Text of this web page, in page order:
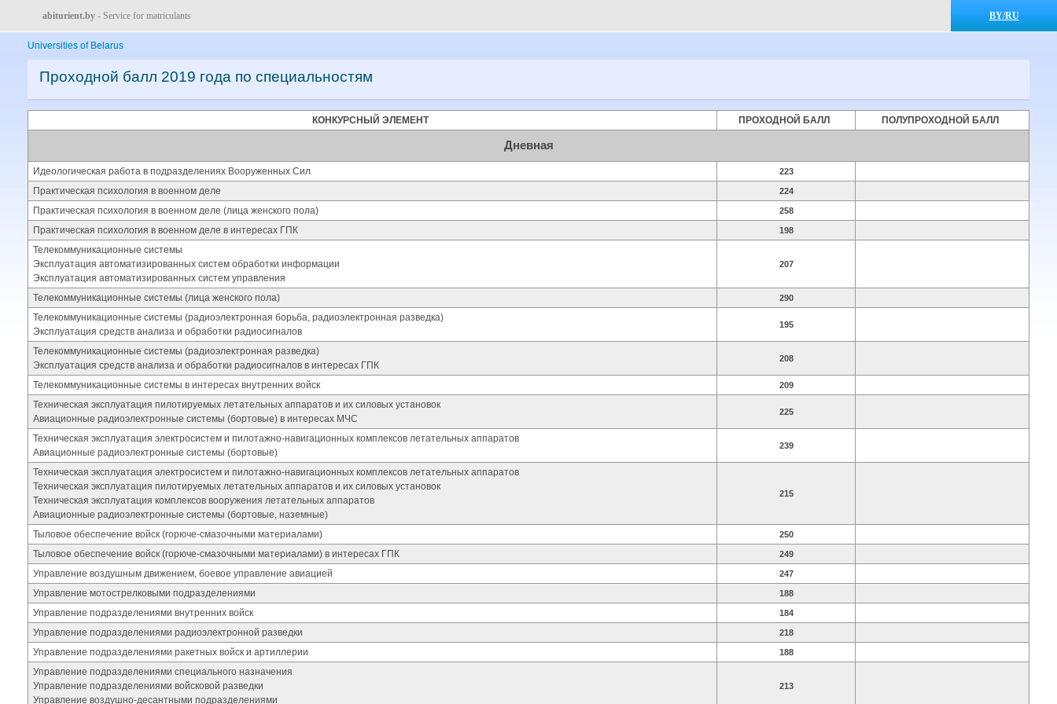
BY/RU
abiturient.by - Service for matriculants
Universities of Belarus
Проходной балл 2019 года по специальностям
КОНКУРСНЫЙ ЭЛЕМЕНТ ПРОХОДНОЙ БАЛЛ ПОЛУПРОХОДНОЙ БАЛЛ
Дневная
Идеологическая работа в подразделениях Вооруженных Сил 223
Практическая психология в военном деле 224
Практическая психология в военном деле (лица женского пола) 258
Практическая психология в военном деле в интересах ГПК 198
Телекоммуникационные системы
Эксплуатация автоматизированных систем обработки информации
Эксплуатация автоматизированных систем управления
207
Телекоммуникационные системы (лица женского пола) 290
Телекоммуникационные системы (радиоэлектронная борьба, радиоэлектронная разведка)
Эксплуатация средств анализа и обработки радиосигналов
195
Телекоммуникационные системы (радиоэлектронная разведка)
Эксплуатация средств анализа и обработки радиосигналов в интересах ГПК
208
Телекоммуникационные системы в интересах внутренних войск 209
Техническая эксплуатация пилотируемых летательных аппаратов и их силовых установок
Авиационные радиоэлектронные системы (бортовые) в интересах МЧС
225
Техническая эксплуатация электросистем и пилотажно-навигационных комплексов летательных аппаратов
Авиационные радиоэлектронные системы (бортовые)
239
Техническая эксплуатация электросистем и пилотажно-навигационных комплексов летательных аппаратов
Техническая эксплуатация пилотируемых летательных аппаратов и их силовых установок
Техническая эксплуатация комплексов вооружения летательных аппаратов
Авиационные радиоэлектронные системы (бортовые, наземные)
215
Тыловое обеспечение войск (горюче-смазочными материалами) 250
Тыловое обеспечение войск (горюче-смазочными материалами) в интересах ГПК 249
Управление воздушным движением, боевое управление авиацией 247
Управление мотострелковыми подразделениями 188
Управление подразделениями внутренних войск 184
Управление подразделениями радиоэлектронной разведки 218
Управление подразделениями ракетных войск и артиллерии 188
Управление подразделениями специального назначения
Управление подразделениями войсковой разведки
Управление воздушно-десантными подразделениями
213